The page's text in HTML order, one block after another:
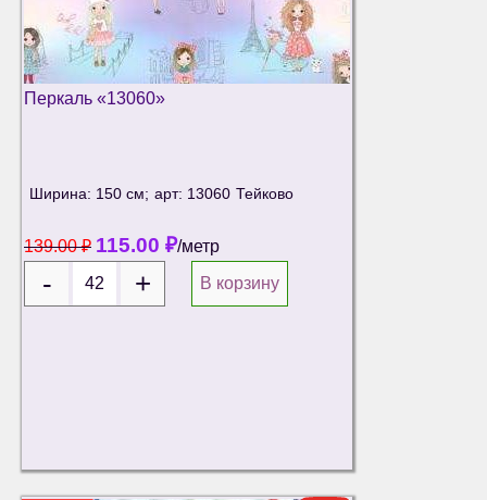
Перкаль «13060»
Ширина: 150 см; арт: 13060 Тейково
139.00₽ 115.00 ₽/метр
В корзину